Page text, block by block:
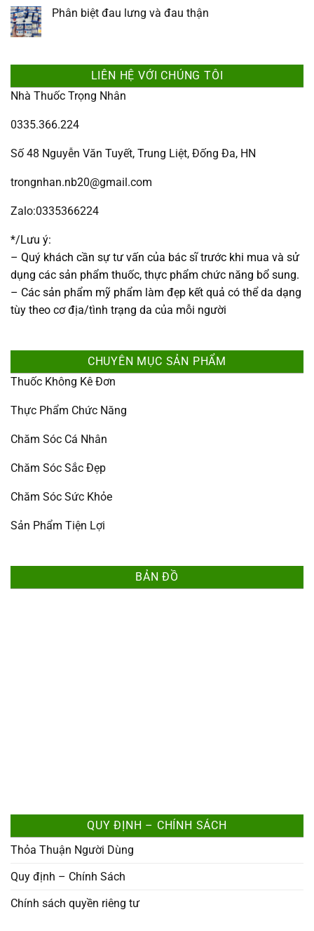
Phân biệt đau lưng và đau thận
LIÊN HỆ VỚI CHÚNG TÔI
Nhà Thuốc Trọng Nhân
0335.366.224
Số 48 Nguyễn Văn Tuyết, Trung Liệt, Đống Đa, HN
trongnhan.nb20@gmail.com
Zalo:0335366224
*/Lưu ý:
– Quý khách cần sự tư vấn của bác sĩ trước khi mua và sử
dụng các sản phẩm thuốc, thực phẩm chức năng bổ sung.
– Các sản phẩm mỹ phẩm làm đẹp kết quả có thể da dạng
tùy theo cơ địa/tình trạng da của mỗi người
CHUYÊN MỤC SẢN PHẨM
Thuốc Không Kê Đơn
Thực Phẩm Chức Năng
Chăm Sóc Cá Nhân
Chăm Sóc Sắc Đẹp
Chăm Sóc Sức Khỏe
Sản Phẩm Tiện Lợi
BẢN ĐỒ
QUY ĐỊNH – CHÍNH SÁCH
Thỏa Thuận Người Dùng
Quy định – Chính Sách
Chính sách quyền riêng tư